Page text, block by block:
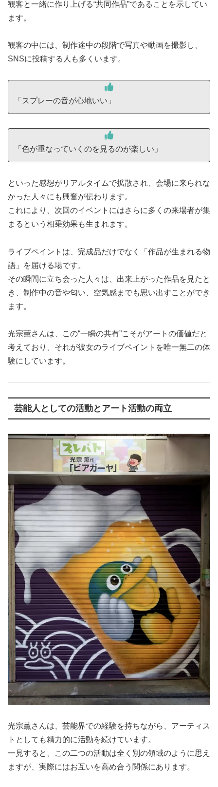
観客と一緒に作り上げる“共同作品”であることを示してい
ます。
観客の中には、制作途中の段階で写真や動画を撮影し、
SNSに投稿する人も多くいます。
「スプレーの音が心地いい」
「色が重なっていくのを見るのが楽しい」
といった感想がリアルタイムで拡散され、会場に来られな
かった人々にも興奮が伝わります。
これにより、次回のイベントにはさらに多くの来場者が集
まるという相乗効果も生まれます。
ライブペイントは、完成品だけでなく「作品が生まれる物
語」を届ける場です。
その瞬間に立ち会った人々は、出来上がった作品を見たと
き、制作中の音や匂い、空気感までも思い出すことができ
ます。
光宗薫さんは、この“一瞬の共有”こそがアートの価値だと
考えており、それが彼女のライブペイントを唯一無二の体
験にしています。
芸能人としての活動とアート活動の両立
光宗薫さんは、芸能界での経験を持ちながら、アーティス
トとしても精力的に活動を続けています。
一見すると、この二つの活動は全く別の領域のように思え
ますが、実際にはお互いを高め合う関係にあります。